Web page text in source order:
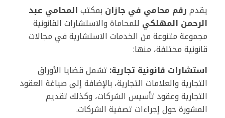
يقدمرقم محامي في جازان بمكتبالمحامي عبد
الرحمن المهلكي للمحاماة والاستشارات القانونية
مجموعة متنوعة من الخدمات الاستشارية في مجالات
قانونية مختلفة، منها:
استشارات قانونية تجارية: تشمل قضايا الأوراق
التجارية والعلامات التجارية، بالإضافة إلى صياغة العقود
التجارية وعقود تأسيس الشركات، وكذلك تقديم
المشورة حول إجراءات تصفية الشركات.